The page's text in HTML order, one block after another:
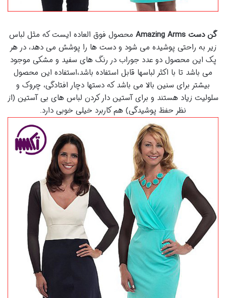
گن دست Amazing Arms
محصول فوق العاده ایست که مثل لباس
زیر به راحتی پوشیده می شود و دست ها را پوشش می دهد، در هر
پک این محصول دو عدد جوراب در رنگ های سفید و مشکی موجود
می باشد تا با اکثر لباسها قابل استفاده باشد،استفاده این محصول
بیشتر برای سنین بالا می باشد که دستها دچار افتادگی، چروک و
سلولیت زیاد هستند و برای آستین دار کردن لباس های بی آستین (از
نظر حفظ پوشیدگی) هم کاربرد خیلی خوبی دارد.